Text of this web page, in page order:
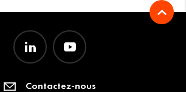
Contactez-nous